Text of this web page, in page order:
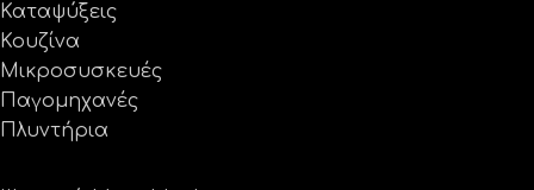
Καταψύξεις
Κουζίνα
Μικροσυσκευές
Παγομηχανές
Πλυντήρια